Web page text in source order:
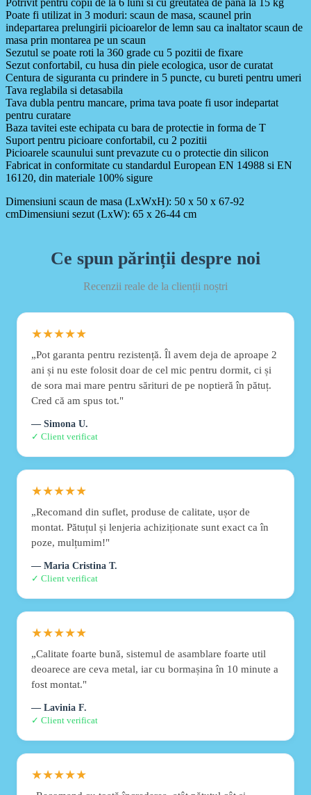
Poate fi utilizat in 3 moduri: scaun de masa, scaunel prin
indepartarea prelungirii picioarelor de lemn sau ca inaltator scaun de
masa prin montarea pe un scaun
Sezutul se poate roti la 360 grade cu 5 pozitii de fixare
Sezut confortabil, cu husa din piele ecologica, usor de curatat
Centura de siguranta cu prindere in 5 puncte, cu bureti pentru umeri
Tava reglabila si detasabila
Tava dubla pentru mancare, prima tava poate fi usor indepartat
pentru curatare
Baza tavitei este echipata cu bara de protectie in forma de T
Suport pentru picioare confortabil, cu 2 pozitii
Picioarele scaunului sunt prevazute cu o protectie din silicon
Fabricat in conformitate cu standardul European EN 14988 si EN
16120, din materiale 100% sigure
Dimensiuni scaun de masa (LxWxH): 50 x 50 x 67-92
cmDimensiuni sezut (LxW): 65 x 26-44 cm
Ce spun părinții despre noi
Recenzii reale de la clienții noștri
★★★★★
„Pot garanta pentru rezistență. Îl avem deja de aproape 2
ani și nu este folosit doar de cel mic pentru dormit, ci și
de sora mai mare pentru sărituri de pe noptieră în pătuț.
Cred că am spus tot."
— Simona U.
✓ Client verificat
★★★★★
„Recomand din suflet, produse de calitate, ușor de
montat. Pătuțul și lenjeria achiziționate sunt exact ca în
poze, mulțumim!"
— Maria Cristina T.
✓ Client verificat
★★★★★
„Calitate foarte bună, sistemul de asamblare foarte util
deoarece are ceva metal, iar cu bormașina în 10 minute a
fost montat."
— Lavinia F.
✓ Client verificat
★★★★★